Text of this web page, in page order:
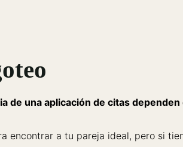
de una aplicación de citas
encontrar a tu pareja ideal, pero si